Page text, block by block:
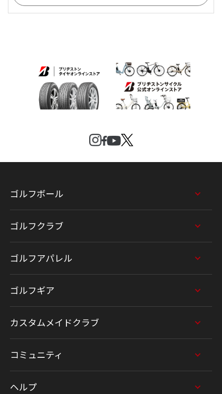
ゴルフボール
ゴルフクラブ
ゴルフアパレル
ゴルフギア
カスタムメイドクラブ
コミュニティ
ヘルプ